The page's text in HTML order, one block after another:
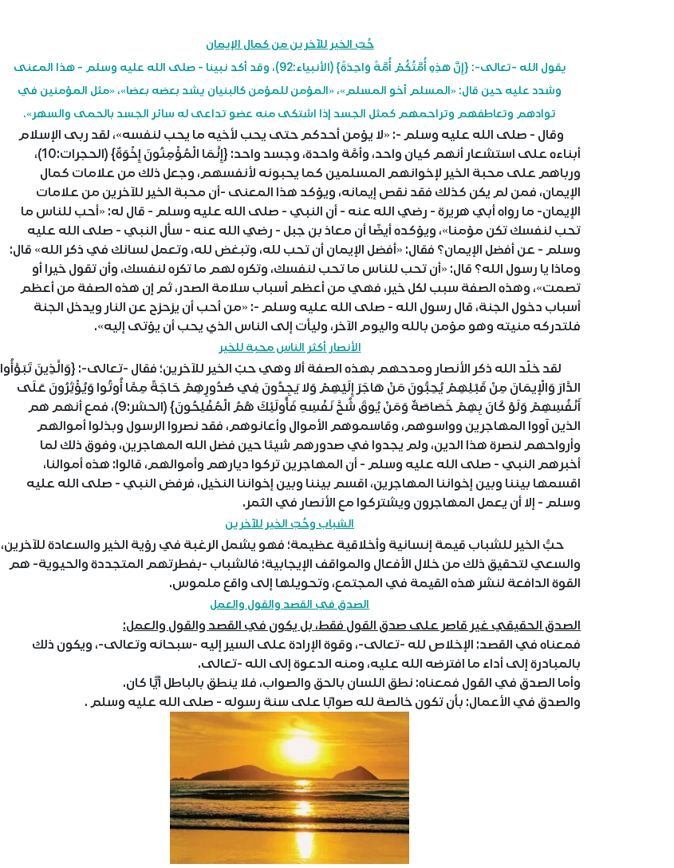
حُبّ الخير للآخرين من كمال الإيمان
يقول الله -تعالى-: {إِنَّ هَذِهِ أُمَّتُكُمْ أُمَّةً وَاحِدَةً} (الأنبياء:92)، وقد أكد نبينا - صلى الله عليه وسلم - هذا المعنى
وشدد عليه حين قال: «المسلم أخو المسلم»، «المؤمن للمؤمن كالبنيان يشد بعضه بعضا»، «مثل المؤمنين في
توادهم وتعاطفهم وتراحمهم كمثل الجسد إذا اشتكى منه عضو تداعى له سائر الجسد بالحمى والسهر».
وقال - صلى الله عليه وسلم -: «لا يؤمن أحدكم حتى يحب لأخيه ما يحب لنفسه»، لقد ربى الإسلام
أبناءه على استشعار أنهم كيان واحد، وأمَّة واحدة، وجسد واحد: {إِنَّمَا الْمُؤْمِنُونَ إِخْوَةٌ} (الحجرات:10)،
ورباهم على محبة الخير لإخوانهم المسلمين كما يحبونه لأنفسهم، وجعل ذلك من علامات كمال
الإيمان، فمن لم يكن كذلك فقد نقص إيمانه، ويؤكد هذا المعنى -أن محبة الخير للآخرين من علامات
الإيمان- ما رواه أبي هريرة - رضي الله عنه - أن النبي - صلى الله عليه وسلم - قال له: «أحب للناس ما
تحب لنفسك تكن مؤمنا»، ويؤكده أيضًا أن معاذ بن جبل - رضي الله عنه - سأل النبي - صلى الله عليه
وسلم - عن أفضل الإيمان؟ فقال: «أفضل الإيمان أن تحب لله، وتبغض لله، وتعمل لسانك في ذكر الله» قال:
وماذا يا رسول الله؟ قال: «أن تحب للناس ما تحب لنفسك، وتكره لهم ما تكره لنفسك، وأن تقول خيرا أو
تصمت»، وهذه الصفة سبب لكل خير، فهي من أعظم أسباب سلامة الصدر، ثم إن هذه الصفة من أعظم
أسباب دخول الجنة، قال رسول الله - صلى الله عليه وسلم -: «من أحب أن يزحزح عن النار ويدخل الجنة
فلتدركه منيته وهو مؤمن بالله واليوم الآخر، وليأت إلى الناس الذي يحب أن يؤتى إليه».
الأنصار أكثر الناس محبة للخير
لقد خلّد الله ذكر الأنصار ومدحهم بهذه الصفة ألا وهي حبّ الخير للآخرين؛ فقال -تعالى-: {وَالَّذِينَ تَبَوَّأُوا
الدَّارَ وَالْإيمَانَ مِنْ قَبْلِهِمْ يُحِبُّونَ مَنْ هَاجَرَ إِلَيْهِمْ وَلا يَجِدُونَ فِي صُدُورِهِمْ حَاجَةً مِمَّا أُوتُوا وَيُؤْثِرُونَ عَلَى
أَنْفُسِهِمْ وَلَوْ كَانَ بِهِمْ خَصَاصَةٌ وَمَنْ يُوقَ شُحَّ نَفْسِهِ فَأُولَئِكَ هُمُ الْمُفْلِحُونَ} (الحشر:9)، فمع أنهم هم
الذين آووا المهاجرين وواسوهم، وقاسموهم الأموال وأعانوهم، فقد نصروا الرسول وبذلوا أموالهم
وأرواحهم لنصرة هذا الدين، ولم يجدوا في صدورهم شيئا حين فضل الله المهاجرين، وفوق ذلك لما
أخبرهم النبي - صلى الله عليه وسلم - أن المهاجرين تركوا ديارهم وأموالهم، قالوا: هذه أموالنا،
اقسمها بيننا وبين إخواننا المهاجرين، اقسم بيننا وبين إخواننا النخيل، فرفض النبي - صلى الله عليه
وسلم - إلا أن يعمل المهاجرون ويشتركوا مع الأنصار في الثمر.
الشباب وحُبّ الخير للآخرين
حبُّ الخير للشباب قيمة إنسانية وأخلاقية عظيمة؛ فهو يشمل الرغبة في رؤية الخير والسعادة للآخرين،
والسعي لتحقيق ذلك من خلال الأفعال والمواقف الإيجابية؛ فالشباب -بفطرتهم المتجددة والحيوية- هم
القوة الدافعة لنشر هذه القيمة في المجتمع، وتحويلها إلى واقع ملموس.
الصدق في القصد والقول والعمل
الصدق الحقيقي غير قاصر على صدق القول فقط، بل يكون في القصد والقول والعمل:
فمعناه في القصد: الإخلاص لله -تعالى-، وقوة الإرادة على السير إليه -سبحانه وتعالى-، ويكون ذلك
بالمبادرة إلى أداء ما افترضه الله عليه، ومنه الدعوة إلى الله -تعالى.
وأما الصدق في القول فمعناه: نطق اللسان بالحق والصواب، فلا ينطق بالباطل أيًّا كان.
والصدق في الأعمال: بأن تكون خالصة لله صوابًا على سنة رسوله - صلى الله عليه وسلم .